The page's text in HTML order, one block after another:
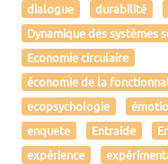
dialogue
durabilité
Dynamique des systèmes
Economie circulaire
économie de la
ecopsychologie
enquete
Entraide
expérience